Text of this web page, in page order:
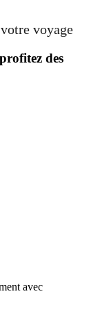
voyage
des
avec